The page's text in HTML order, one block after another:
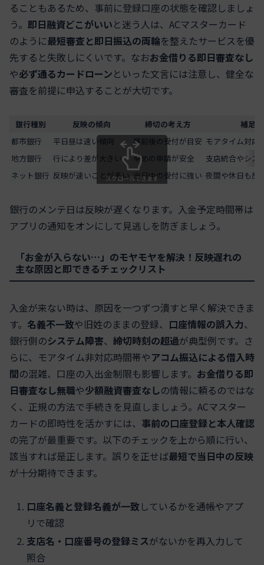
ることもあるため、事前に登録口座の状態を確認しましょ
う。 即日融資どこがいいと迷う人は、ACマスターカード
のように最短審査と即日振込の両輪を整えたサービスを優
先すると失敗しにくいです。なおお金借りる即日審査なし
や必ず通るカードローンといった文言には注意し、健全な
審査を前提に申込することが大切です。
銀行種別 反映の傾向 締切の考え方
補足
都市銀行
平日昼は速い傾向 昼前後の受付が目安 モアタイム対応
地方銀行
行により差が大きい 早めの申請が安全
支店統合やシス
ネット銀行 反映が速いことが多い 当日中の受付に強い 夜間や休日も反
スクロールできます
銀行のメンテ日は反映が遅くなります。入金予定時間帯は
アプリの通知をオンにして見逃しを防ぎましょう。
「お金が入らない…」のモヤモヤを解決！反映遅れの
主な原因と即できるチェックリスト
入金が来ない時は、原因を一つずつ潰すと早く解決できま
す。 名義不一致や旧姓のままの登録、 口座情報の誤入力、
銀行側のシステム障害、 締切時刻の超過が典型例です。さ
らに、モアタイム非対応時間帯やアコム振込による借入時
間の混雑、口座の入出金制限も影響します。 お金借りる即
日審査なし無職や少額融資審査なしの情報に頼るのではな
く、正規の方法で手続きを見直しましょう。ACマスター
カードの即時性を活かすには、 事前の口座登録と本人確認
の完了が最重要です。以下のチェックを上から順に行い、
該当すれば是正します。誤りを正せば最短で当日中の反映
が十分期待できます。
口座名義と登録名義が一致 しているかを通帳やアプ
リで確認
支店名・口座番号の登録ミスがないかを再入力して
照合